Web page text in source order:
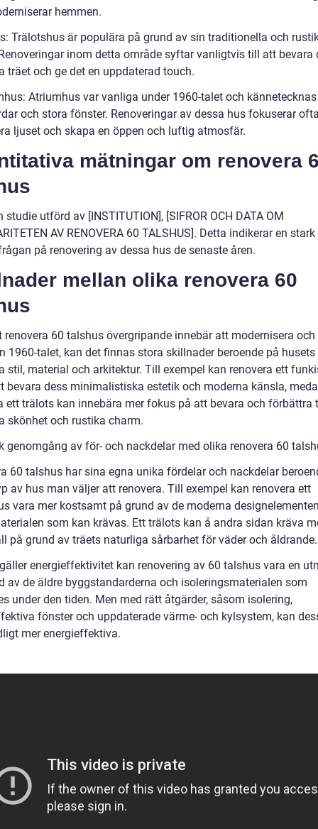
hemmen.
Trälotshus är populära på grund av sin traditionella och
inom detta område syftar vanligtvis till att bevara
träet och ge det en uppdaterad touch.
Atriumhus var vanliga under 1960-talet och
och stora fönster. Renoveringar av dessa hus fokuserar
ljuset och skapa en öppen och luftig atmosfär.
mätningar om renovera
studie utförd av [INSTITUTION], [SIFROR OCH DATA OM
AV RENOVERA 60 TALSHUS]. Detta indikerar en
på renovering av dessa hus de senaste åren.
mellan olika renovera 60
renovera 60 talshus övergripande innebär att modernisera
1960-talet, kan det finnas stora skillnader beroende på husets
stil, material och arkitektur. Till exempel kan renovera ett
bevara dess minimalistiska estetik och moderna känsla,
ett trälots kan innebära mer fokus på att bevara och förbättra
skönhet och rustika charm.
genomgång av för- och nackdelar med olika renovera 60
60 talshus har sina egna unika fördelar och nackdelar
av hus man väljer att renovera. Till exempel kan renovera ett
vara mer kostsamt på grund av de moderna
som kan krävas. Ett trälots kan å andra sidan kräva
på grund av träets naturliga sårbarhet för väder och åldrande.
energieffektivitet kan renovering av 60 talshus vara en
av de äldre byggstandarderna och isoleringsmaterialen som
under den tiden. Men med rätt åtgärder, såsom isolering,
fönster och uppdaterade värme- och kylsystem, kan
mer energieffektiva.